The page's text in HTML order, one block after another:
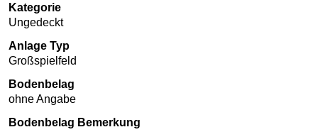
Kategorie
Ungedeckt
Anlage Typ
Großspielfeld
Bodenbelag
ohne Angabe
Bodenbelag Bemerkung